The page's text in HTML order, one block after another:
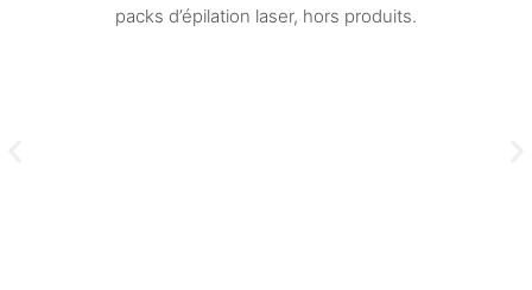
packs d’épilation laser, hors produits.